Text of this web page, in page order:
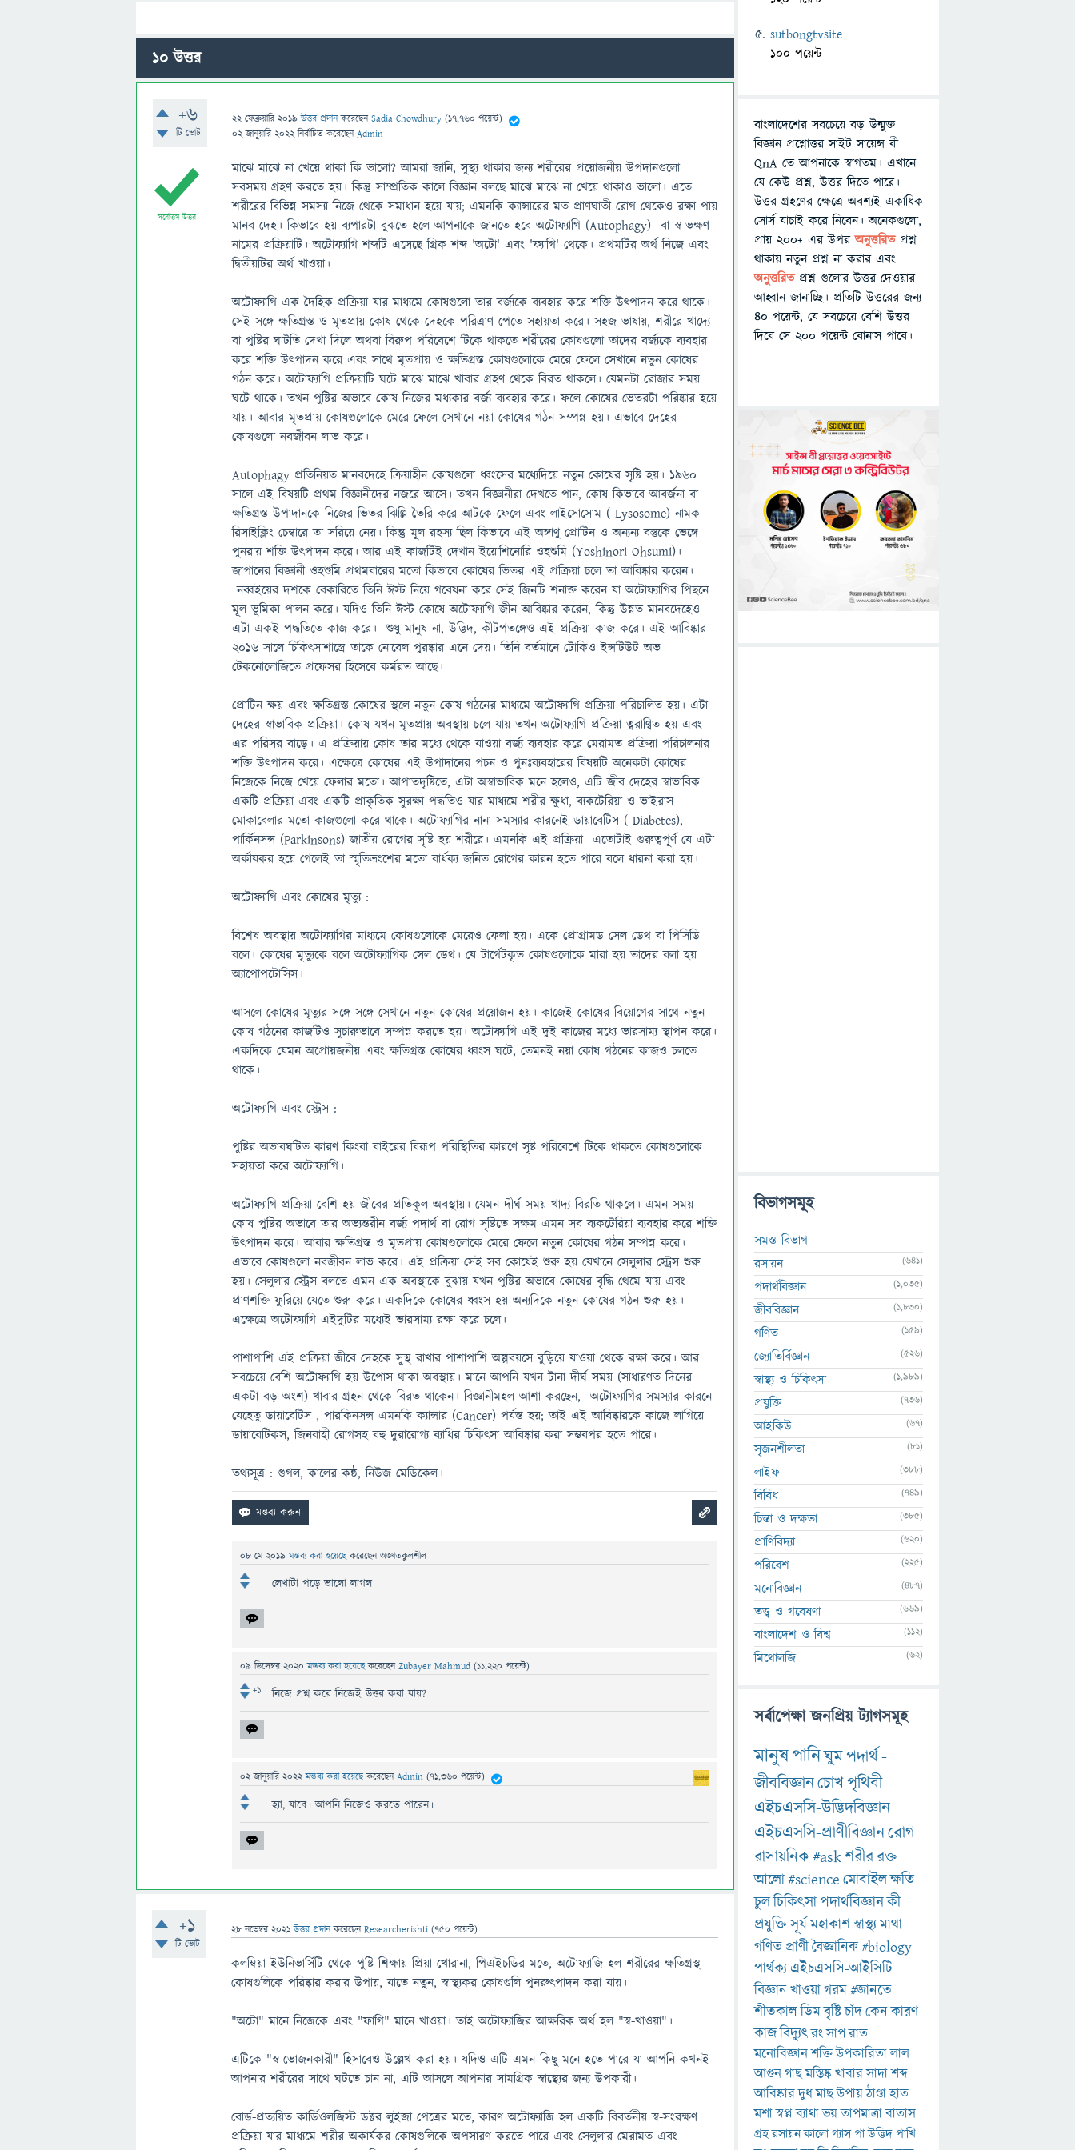
10উত্তর
+6
টি ভোট
22 ফেব্রুয়ারি 2019 উত্তর প্রদান করেছেনSadia Chowdhury (17,760 পয়েন্ট)
02 জানুয়ারি 2022 নির্বাচিত করেছেনAdmin
সর্বোত্তম উত্তর
মাঝে মাঝে না খেয়ে থাকা কি ভালো? আমরা জানি, সুস্থ্য থাকার জন্য শরীরের প্রয়োজনীয় উপদানগুলো
সবসময় গ্রহণ করতে হয়। কিন্তু সাম্প্রতিক কালে বিজ্ঞান বলছে মাঝে মাঝে না খেয়ে থাকাও ভালো। এতে
শরীরের বিভিন্ন সমস্যা নিজে থেকে সমাধান হয়ে যায়; এমনকি ক্যান্সারের মত প্রাণঘাতী রোগ থেকেও রক্ষা পায়
মানব দেহ। কিভাবে হয় ব্যপারটা বুঝতে হলে আপনাকে জানতে হবে অটোফ্যাগি (Autophagy) বা স্ব-ভক্ষণ
নামের প্রক্রিয়াটি। অটোফ্যাগি শব্দটি এসেছে গ্রিক শব্দ 'অটো' এবং 'ফ্যাগি' থেকে। প্রথমটির অর্থ নিজে এবং
দ্বিতীয়টির অর্থ খাওয়া।
অটোফ্যাগি এক দৈহিক প্রক্রিয়া যার মাধ্যমে কোষগুলো তার বর্জ্যকে ব্যবহার করে শক্তি উৎপাদন করে থাকে।
সেই সঙ্গে ক্ষতিগ্রস্ত ও মৃতপ্রায় কোষ থেকে দেহকে পরিত্রাণ পেতে সহায়তা করে। সহজ ভাষায়, শরীরে খাদ্যে
বা পুষ্টির ঘাটতি দেখা দিলে অথবা বিরুপ পরিবেশে টিকে থাকতে শরীরের কোষগুলো তাদের বর্জ্যকে ব্যবহার
করে শক্তি উৎপাদন করে এবং সাথে মৃতপ্রায় ও ক্ষতিগ্রস্ত কোষগুলোকে মেরে ফেলে সেখানে নতুন কোষের
গঠন করে। অটোফ্যাগি প্রক্রিয়াটি ঘটে মাঝে মাঝে খাবার গ্রহণ থেকে বিরত থাকলে। যেমনটা রোজার সময়
ঘটে থাকে। তখন পুষ্টির অভাবে কোষ নিজের মধ্যকার বর্জ্য ব্যবহার করে। ফলে কোষের ভেতরটা পরিষ্কার হয়ে
যায়। আবার মৃতপ্রায় কোষগুলোকে মেরে ফেলে সেখানে নয়া কোষের গঠন সম্পন্ন হয়। এভাবে দেহের
কোষগুলো নবজীবন লাভ করে।
Autophagy প্রতিনিয়ত মানবদেহে ক্রিয়াহীন কোষগুলো ধ্বংসের মধ্যেদিয়ে নতুন কোষের সৃষ্টি হয়। ১৯৬০
সালে এই বিষয়টি প্রথম বিজ্ঞানীদের নজরে আসে। তখন বিজ্ঞানীরা দেখতে পান, কোষ কিভাবে আবর্জনা বা
ক্ষতিগ্রস্ত উপাদানকে নিজের ভিতর ঝিল্লি তৈরি করে আটকে ফেলে এবং লাইসোসোম ( Lysosome) নামক
রিসাইক্লিং চেম্বারে তা সরিয়ে নেয়। কিন্তু মূল রহস্য ছিল কিভাবে এই অঙ্গাণু প্রোটিন ও অন্যন্য বস্তুকে ভেঙ্গে
পুনরায় শক্তি উৎপাদন করে। আর এই কাজটিই দেখান ইয়োশিনোরি ওহশুমি (Yoshinori Ohsumi)।
জাপানের বিজ্ঞানী ওহশুমি প্রথমবারের মতো কিভাবে কোষের ভিতর এই প্রক্রিয়া চলে তা আবিষ্কার করেন।
নব্বইয়ের দশকে বেকারিতে তিনি ঈস্ট নিয়ে গবেষনা করে সেই জিনটি শনাক্ত করেন যা অটোফ্যাগির পিছনে
মূল ভূমিকা পালন করে। যদিও তিনি ঈস্ট কোষে অটোফ্যাগি জীন আবিষ্কার করেন, কিন্তু উন্নত মানবদেহেও
এটা একই পদ্ধতিতে কাজ করে। শুধু মানুষ না, উদ্ভিদ, কীটপতঙ্গেও এই প্রক্রিয়া কাজ করে। এই আবিষ্কার
২০১৬ সালে চিকিৎসাশাস্ত্রে তাকে নোবেল পুরষ্কার এনে দেয়। তিনি বর্তমানে টোকিও ইন্সটিউট অভ
টেকনোলোজিতে প্রফেসর হিসেবে কর্মরত আছে।
প্রোটিন ক্ষয় এবং ক্ষতিগ্রস্ত কোষের স্থলে নতুন কোষ গঠনের মাধ্যমে অটোফ্যাগি প্রক্রিয়া পরিচালিত হয়। এটা
দেহের স্বাভাবিক প্রক্রিয়া। কোষ যখন মৃতপ্রায় অবস্থায় চলে যায় তখন অটোফ্যাগি প্রক্রিয়া ত্বরাণ্বিত হয় এবং
এর পরিসর বাড়ে। এ প্রক্রিয়ায় কোষ তার মধ্যে থেকে যাওয়া বর্জ্য ব্যবহার করে মেরামত প্রক্রিয়া পরিচালনার
শক্তি উৎপাদন করে। এক্ষেত্রে কোষের এই উপাদানের পচন ও পুনঃব্যবহারের বিষয়টি অনেকটা কোষের
নিজেকে নিজে খেয়ে ফেলার মতো। আপাতদৃষ্টিতে, এটা অস্বাভাবিক মনে হলেও, এটি জীব দেহের স্বাভাবিক
একটি প্রক্রিয়া এবং একটি প্রাকৃতিক সুরক্ষা পদ্ধতিও যার মাধ্যমে শরীর ক্ষুধা, ব্যকটেরিয়া ও ভাইরাস
মোকাবেলার মতো কাজগুলো করে থাকে। অটোফ্যাগির নানা সমস্যার কারনেই ডায়াবেটিস ( Diabetes),
পার্কিনসন্স (Parkinsons) জাতীয় রোগের সৃষ্টি হয় শরীরে। এমনকি এই প্রক্রিয়া এতোটাই গুরুত্বপূর্ণ যে এটা
অর্কাযকর হয়ে গেলেই তা স্মৃতিভ্রংশের মতো বার্ধক্য জনিত রোগের কারন হতে পারে বলে ধারনা করা হয়।
অটোফ্যাগি এবং কোষের মৃত্যু :
বিশেষ অবস্থায় অটোফ্যাগির মাধ্যমে কোষগুলোকে মেরেও ফেলা হয়। একে প্রোগ্রামড সেল ডেথ বা পিসিডি
বলে। কোষের মৃত্যুকে বলে অটোফ্যাগিক সেল ডেথ। যে টার্গেটকৃত কোষগুলোকে মারা হয় তাদের বলা হয়
অ্যাপোপটোসিস।
আসলে কোষের মৃত্যুর সঙ্গে সঙ্গে সেখানে নতুন কোষের প্রয়োজন হয়। কাজেই কোষের বিয়োগের সাথে নতুন
কোষ গঠনের কাজটিও সুচারুভাবে সম্পন্ন করতে হয়। অটোফ্যাগি এই দুই কাজের মধ্যে ভারসাম্য স্থাপন করে।
একদিকে যেমন অপ্রোয়জনীয় এবং ক্ষতিগ্রস্ত কোষের ধ্বংস ঘটে, তেমনই নয়া কোষ গঠনের কাজও চলতে
থাকে।
অটোফ্যাগি এবং স্ট্রেস :
পুষ্টির অভাবঘটিত কারণ কিংবা বাইরের বিরূপ পরিস্থিতির কারণে সৃষ্ট পরিবেশে টিকে থাকতে কোষগুলোকে
সহায়তা করে অটোফ্যাগি।
অটোফ্যাগি প্রক্রিয়া বেশি হয় জীবের প্রতিকূল অবস্থায়। যেমন দীর্ঘ সময় খাদ্য বিরতি থাকলে। এমন সময়
কোষ পুষ্টির অভাবে তার অভ্যন্তরীন বর্জ্য পদার্থ বা রোগ সৃষ্টিতে সক্ষম এমন সব ব্যকটেরিয়া ব্যবহার করে শক্তি
উৎপাদন করে। আবার ক্ষতিগ্রস্ত ও মৃতপ্রায় কোষগুলোকে মেরে ফেলে নতুন কোষের গঠন সম্পন্ন করে।
এভাবে কোষগুলো নবজীবন লাভ করে। এই প্রক্রিয়া সেই সব কোষেই শুরু হয় যেখানে সেলুলার স্ট্রেস শুরু
হয়। সেলুলার স্ট্রেস বলতে এমন এক অবস্থাকে বুঝায় যখন পুষ্টির অভাবে কোষের বৃদ্ধি থেমে যায় এবং
প্রাণশক্তি ফুরিয়ে যেতে শুরু করে। একদিকে কোষের ধ্বংস হয় অন্যদিকে নতুন কোষের গঠন শুরু হয়।
এক্ষেত্রে অটোফ্যাগি এইদুটির মধ্যেই ভারসাম্য রক্ষা করে চলে।
পাশাপাশি এই প্রক্রিয়া জীবে দেহকে সুস্থ রাখার পাশাপাশি অল্পবয়সে বুড়িয়ে যাওয়া থেকে রক্ষা করে। আর
সবচেয়ে বেশি অটোফ্যাগি হয় উপোস থাকা অবস্থায়। মানে আপনি যখন টানা দীর্ঘ সময় (সাধারণত দিনের
একটা বড় অংশ) খাবার গ্রহন থেকে বিরত থাকেন। বিজ্ঞানীমহল আশা করছেন, অটোফ্যাগির সমস্যার কারনে
যেহেতু ডায়াবেটিস , পারকিনসন্স এমনকি ক্যান্সার (Cancer) পর্যন্ত হয়; তাই এই আবিষ্কারকে কাজে লাগিয়ে
ডায়াবেটিকস, জিনবাহী রোগসহ বহু দুরারোগ্য ব্যাধির চিকিৎসা আবিষ্কার করা সম্ভবপর হতে পারে।
তথ্যসূত্র : গুগল, কালের কন্ঠ, নিউজ মেডিকেল।
08 মে 2019 মন্তব্য করা হয়েছেকরেছেনঅজ্ঞাতকুলশীল
লেখাটা পড়ে ভালো লাগল
09 ডিসেম্বর 2020 মন্তব্য করা হয়েছেকরেছেনZubayer Mahmud (11,220 পয়েন্ট)
+1 নিজে প্রশ্ন করে নিজেই উত্তর করা যায়?
02 জানুয়ারি 2022 মন্তব্য করা হয়েছেকরেছেনAdmin (71,360 পয়েন্ট)
হ্যা, যাবে। আপনি নিজেও করতে পারেন।
+1
টি ভোট
28 নভেম্বর 2021 উত্তর প্রদান করেছেনResearcherishti (750 পয়েন্ট)
কলম্বিয়া ইউনিভার্সিটি থেকে পুষ্টি শিক্ষায় প্রিয়া খোরানা, পিএইচডির মতে, অটোফ্যাজি হল শরীরের ক্ষতিগ্রস্থ
কোষগুলিকে পরিষ্কার করার উপায়, যাতে নতুন, স্বাস্থ্যকর কোষগুলি পুনরুত্পাদন করা যায়।
"অটো" মানে নিজেকে এবং "ফাগি" মানে খাওয়া। তাই অটোফ্যাজির আক্ষরিক অর্থ হল "স্ব-খাওয়া"।
এটিকে "স্ব-ভোজনকারী" হিসাবেও উল্লেখ করা হয়। যদিও এটি এমন কিছু মনে হতে পারে যা আপনি কখনই
আপনার শরীরের সাথে ঘটতে চান না, এটি আসলে আপনার সামগ্রিক স্বাস্থ্যের জন্য উপকারী।
বোর্ড-প্রত্যয়িত কার্ডিওলজিস্ট ডক্টর লুইজা পেত্রের মতে, কারণ অটোফ্যাজি হল একটি বিবর্তনীয় স্ব-সংরক্ষণ
প্রক্রিয়া যার মাধ্যমে শরীর অকার্যকর কোষগুলিকে অপসারণ করতে পারে এবং সেলুলার মেরামত এবং
sutbongtvsite
100 পয়েন্ট
বাংলাদেশের সবচেয়ে বড় উন্মুক্ত
বিজ্ঞান প্রশ্নোত্তর সাইট সায়েন্স বী
QnA তে আপনাকে স্বাগতম। এখানে
যে কেউ প্রশ্ন, উত্তর দিতে পারে।
উত্তর গ্রহণের ক্ষেত্রে অবশ্যই একাধিক
সোর্স যাচাই করে নিবেন। অনেকগুলো,
প্রায় ২০০+ এর উপরঅনুত্তরিতপ্রশ্ন
থাকায় নতুন প্রশ্ন না করার এবং
অনুত্তরিত প্রশ্ন গুলোর উত্তর দেওয়ার
আহ্বান জানাচ্ছি। প্রতিটি উত্তরের জন্য
৪০ পয়েন্ট, যে সবচেয়ে বেশি উত্তর
দিবে সে ২০০ পয়েন্ট বোনাস পাবে।
বিভাগসমূহ
সমস্ত বিভাগ
রসায়ন
(641)
পদার্থবিজ্ঞান (1,035)
জীববিজ্ঞান (1,830)
গণিত (159)
জ্যোতির্বিজ্ঞান (526)
স্বাস্থ্য ও চিকিৎসা (1,989)
প্রযুক্তি (736)
আইকিউ (67)
সৃজনশীলতা (81)
লাইফ (388)
বিবিধ (749)
চিন্তা ও দক্ষতা (385)
প্রাণিবিদ্যা (620)
পরিবেশ (225)
মনোবিজ্ঞান (487)
তত্ত্ব ও গবেষণা (669)
বাংলাদেশ ও বিশ্ব (112)
মিথোলজি (62)
সর্বাপেক্ষা জনপ্রিয় ট্যাগসমূহ
মানুষপানিঘুমপদার্থ-
জীববিজ্ঞানচোখপৃথিবী
এইচএসসি-উদ্ভিদবিজ্ঞান
এইচএসসি-প্রাণীবিজ্ঞানরোগ
রাসায়নিক#askশরীররক্ত
আলো#scienceমোবাইলক্ষতি
চুলচিকিৎসাপদার্থবিজ্ঞানকী
প্রযুক্তিসূর্যমহাকাশস্বাস্থ্যমাথা
গণিত প্রাণীবৈজ্ঞানিক#biology
পার্থক্য এইচএসসি-আইসিটি
বিজ্ঞানখাওয়াগরম#জানতে
শীতকালডিমবৃষ্টিচাঁদকেনকারণ
কাজবিদ্যুৎরংসাপরাত
মনোবিজ্ঞানশক্তিউপকারিতালাল
আগুনগাছমস্তিষ্কখাবারসাদাশব্দ
আবিষ্কারদুধমাছউপায়ঠাণ্ডাহাত
মশাস্বপ্নব্যাথাভয়তাপমাত্রাবাতাস
গ্রহরসায়নকালোগ্যাসপাউদ্ভিদপাখি